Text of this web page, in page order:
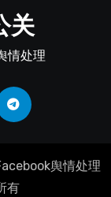
关
情处理
舆情处理
有